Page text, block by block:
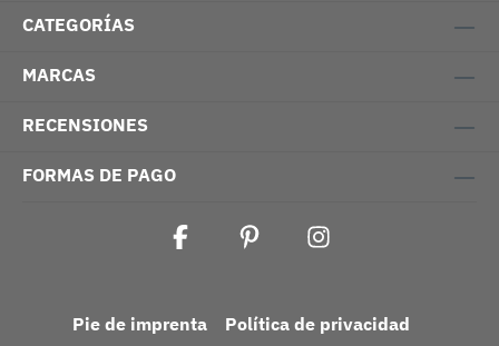
CATEGORÍAS
MARCAS
RECENSIONES
FORMAS DE PAGO
Pie de imprenta Política de privacidad